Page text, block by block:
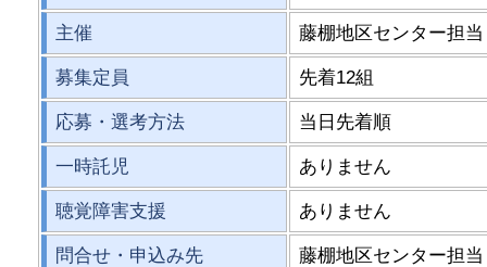
主催 藤棚地区センター担当
募集定員 先着12組
応募・選考方法 当日先着順
一時託児 ありません
聴覚障害支援 ありません
問合せ・申込み先 藤棚地区センター担当